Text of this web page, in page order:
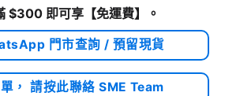
$300 即可享 【免運費】 。
門市查詢 / 預留現貨
， 請按此聯絡 SME Team